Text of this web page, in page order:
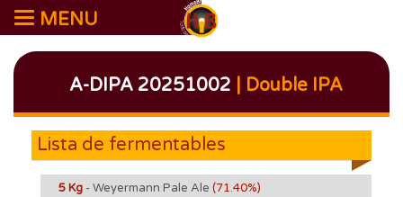
MENU
A-DIPA 20251002 | Double IPA
Lista de fermentables
5 Kg - Weyermann Pale Ale (71.40%)